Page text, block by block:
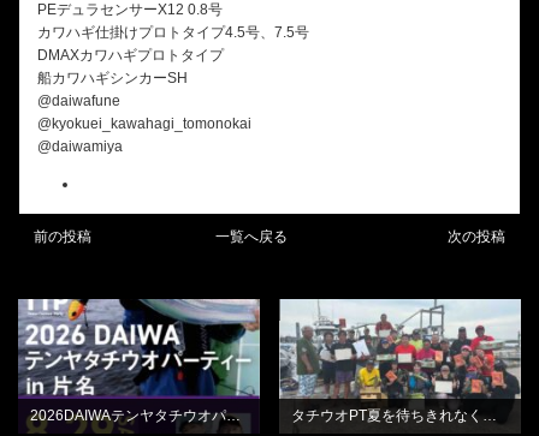
PEデュラセンサーX12 0.8号
カワハギ仕掛けプロトタイプ4.5号、7.5号
DMAXカワハギプロトタイプ
船カワハギシンカーSH
@daiwafune
@kyokuei_kawahagi_tomonokai
@daiwamiya
前の投稿 一覧へ戻る 次の投稿
BLOG
2026DAIWAテンヤタチウオパーティーin片名
BLOG
タチウオPT夏を待ちきれなくてひらの丸さん